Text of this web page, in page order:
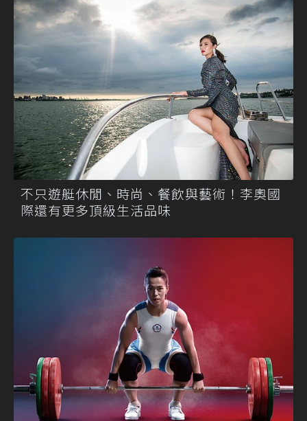
不只遊艇休閒、時尚、餐飲與藝術！李奧國
際還有更多頂級生活品味